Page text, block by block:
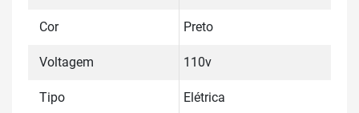
Cor Preto
Voltagem 110v
Tipo Elétrica